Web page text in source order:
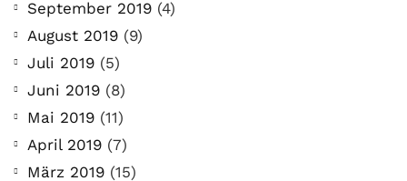
September 2019 (4)
August 2019 (9)
Juli 2019 (5)
Juni 2019 (8)
Mai 2019 (11)
April 2019 (7)
März 2019 (15)